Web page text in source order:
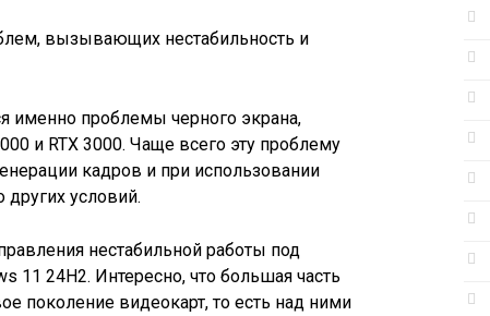
именно проблемы черного экрана,
и RTX 3000. Чаще всего эту проблему
кадров и при использовании
условий.
нестабильной работы под
11 24H2. Интересно, что большая часть
поколение видеокарт, то есть над ними